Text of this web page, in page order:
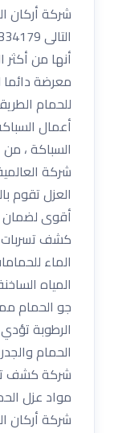
شركة أركان
أنها من أكثر
معرضة دائما
للحمام
أعمال
السباكة ،
شركة
العزل تقوم
أقوى لضمان
كشف تسربات
الماء
المياه
جو الحمام
الرطوبة
الحمام
شركة كشف
مواد عزل
شركة أركان